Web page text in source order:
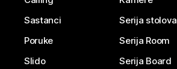
Sastanci
Poruke
Slido
Serija stolova
Serija Room
Serija Board